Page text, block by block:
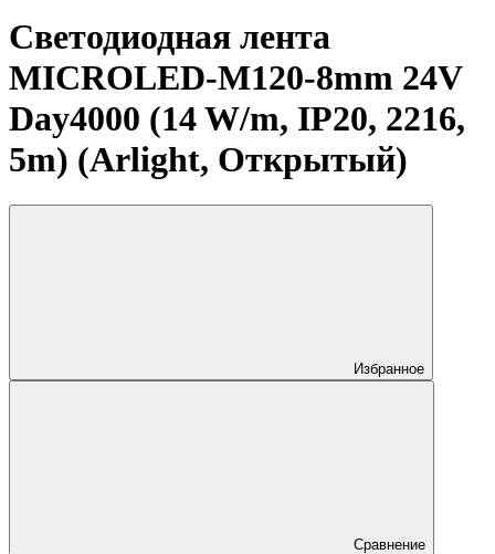
Светодиодная лента
MICROLED-M120-8mm 24V
Day4000 (14 W/m, IP20, 2216,
5m) (Arlight, Открытый)
Избранное
Сравнение